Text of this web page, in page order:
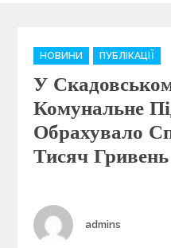
C
a
t
e
g
o
r
НОВИНИ ПУБЛІКАЦІЇ
У
Комунальне
Обрахувало
Тисяч Гривень
Author
admins